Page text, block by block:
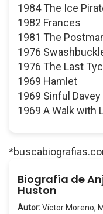
1984 The Ice
1982 Frances
1981 The
1976
1976 The Last
1969 Hamlet
1969 Sinful Davey
1969 A Walk with
Biografía de
Huston
Autor:Víctor Moreno,